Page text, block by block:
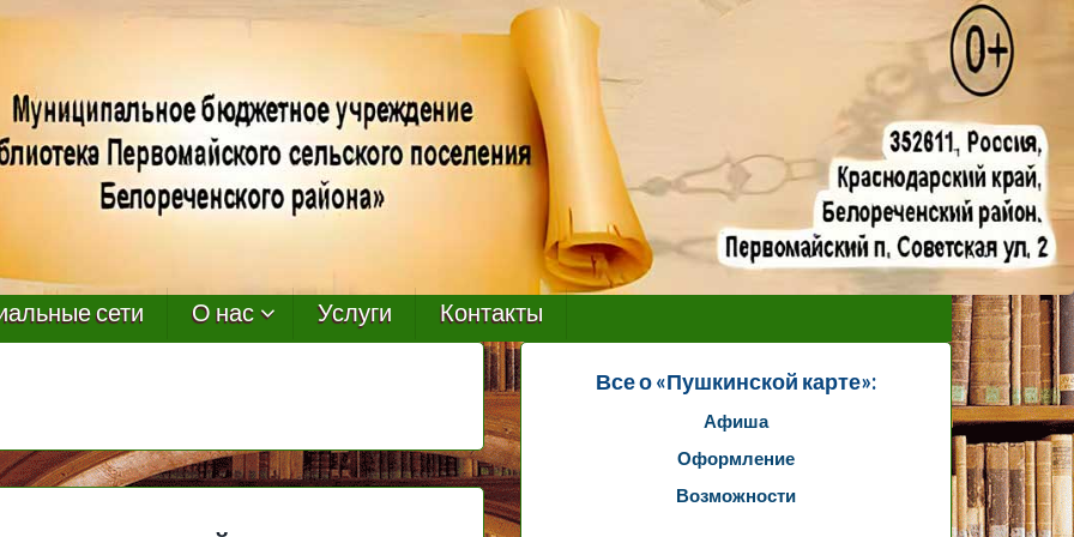
сети О нас Услуги Контакты
Все о «Пушкинской карте»:
Афиша
Оформление
Возможности